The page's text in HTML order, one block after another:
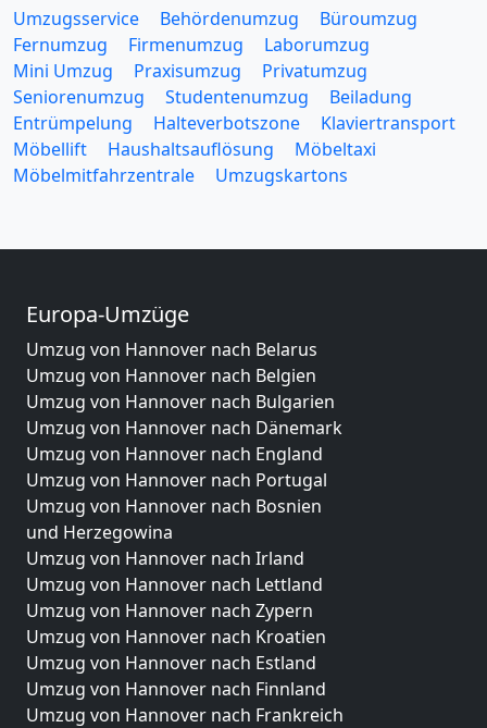
Umzugsservice Behördenumzug
Büroumzug
Fernumzug
Firmenumzug
Laborumzug
Mini Umzug
Praxisumzug
Privatumzug
Seniorenumzug
Studentenumzug
Beiladung
Entrümpelung
Halteverbotszone
Klaviertransport
Möbellift
Haushaltsauflösung
Möbeltaxi
Möbelmitfahrzentrale
Umzugskartons
Europa-Umzüge
Umzug von Hannover nach Belarus
Umzug von Hannover nach Belgien
Umzug von Hannover nach Bulgarien
Umzug von Hannover nach Dänemark
Umzug von Hannover nach England
Umzug von Hannover nach Portugal
Umzug von Hannover nach Bosnien
und Herzegowina
Umzug von Hannover nach Irland
Umzug von Hannover nach Lettland
Umzug von Hannover nach Zypern
Umzug von Hannover nach Kroatien
Umzug von Hannover nach Estland
Umzug von Hannover nach Finnland
Umzug von Hannover nach Frankreich